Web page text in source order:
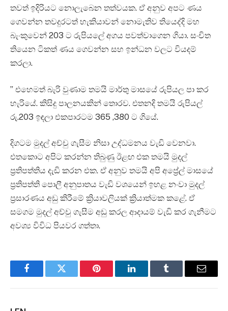
තවත් ඉදිරියට නොලැබෙන තත්වයක. ඒ අනුව අපට ණය
ගෙවන්න තවදුරටත් හැකියාවන් නොමැතිව තියෙද්දි මහ
බැංකුවෙන් 203 ට රුපියලේ අගය පවත්වාගෙන ගියා. සංචිත
තියෙන ටිකත් ණය ගෙවන්න සහ ඉන්ධන වලට වියදම්
කරලා.
” එහෙමත් බැරි වුණාම තමයි මාර්තු මාසයේ රුපියල පා කර
හැරියේ. කිසිදු පාලනයකින් තොරව. එතනදි තමයි රුපියල්
රු.203 ඉඳලා එකපාරටම 365 ,380 ට ගියේ.
දිගටම මුදල් අච්චු ගැසීම නිසා උද්ධමනය වැඩි වෙනවා.
එතකොට අපිට කරන්න තිබුණු ඊළඟ එක තමයි මුදල්
ප්‍රතිපත්තිය දැඩි කරන එක. ඒ අනුව තමයි අපි අප්‍රේල් මාසයේ
ප්‍රතිපත්ති පොලී අනුපාතය වැඩි වශයෙන් ඉහළ නංවා මුදල්
ප්‍රසාරණය අඩු කිරීමේ ක්‍රියාවලියක් ක්‍රියාත්මක කළේ. ඒ
සමගම මුදල් අච්චු ගැසීම අඩු කරල ආදායම් වැඩි කර ගැනීමට
අවශ්‍ය විවිධ පියවර ගත්තා.
FacebookTwitter Pinterest LinkedInTumblr Email